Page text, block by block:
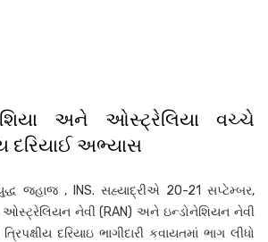
અને ઓસ્ટ્રેલિયા વચ્ચે
દરિયાઈ અભ્યાસ
જહાજ , INS. સહ્યાદ્રીએ 20-21 સપ્ટેમ્બર,
ઓસ્ટ્રેલિયન નેવી (RAN) અને ઇન્ડોનેશિયન નેવી
દરિયાઇ ભાગીદારી કવાયતમાં ભાગ લીધો